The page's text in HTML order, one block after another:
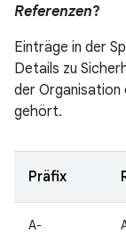
Referenzen?
Einträge in der
Details zu
der
gehört.
Präfix
A-